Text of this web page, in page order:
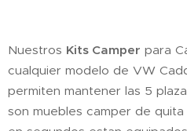
Nuestros Kits Camper para
cualquier modelo de VW
permiten mantener las 5
son muebles camper de